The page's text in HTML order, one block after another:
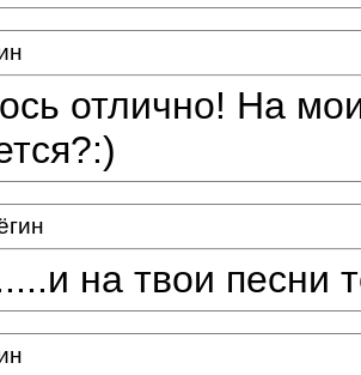
отлично! На
на твои песни